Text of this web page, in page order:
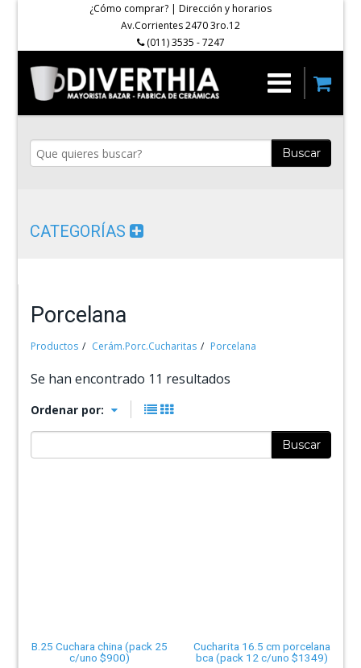
¿Cómo comprar? | Dirección y horarios
Av.Corrientes 2470 3ro.12
(011) 3535 - 7247
Buscar
CATEGORÍAS
Porcelana
Productos Cerám.Porc.Cucharitas Porcelana
Se han encontrado 11 resultados
Ordenar por:
Buscar
B.25 Cuchara china (pack 25
c/uno $900)
Cucharita 16.5 cm porcelana
bca (pack 12 c/uno $1349)